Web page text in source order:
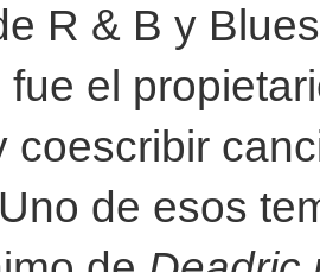
R & B y
fue el
coescribir
de esos